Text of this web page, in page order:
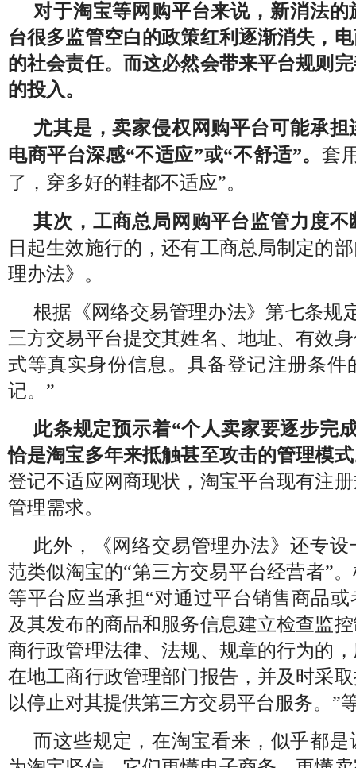
对于淘宝等网购平台来说，新消法
台很多监管空白的政策红利逐渐消失，
的社会责任。而这必然会带来平台规则
的投入。
尤其是，卖家侵权网购平台可能承
电商平台深感“不适应”或“不舒适”。 套
了，穿多好的鞋都不适应”。
其次，工商总局网购平台监管力度不
日起生效施行的，还有工商总局制定的
理办法》。
根据《网络交易管理办法》第七条规
三方交易平台提交其姓名、地址、有效
式等真实身份信息。具备登记注册条件
记。”
此条规定预示着“个人卖家要逐步完
恰是淘宝多年来抵触甚至攻击的管理模
登记不适应网商现状，淘宝平台现有注
管理需求。
此外，《网络交易管理办法》还专
范类似淘宝的“第三方交易平台经营者”
等平台应当承担“对通过平台销售商品
及其发布的商品和服务信息建立检查监
商行政管理法律、法规、规章的行为的
在地工商行政管理部门报告，并及时采
以停止对其提供第三方交易平台服务。”
而这些规定，在淘宝看来，似乎都是